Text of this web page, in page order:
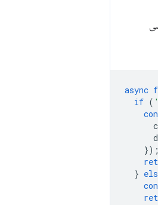
async
if (
});
}